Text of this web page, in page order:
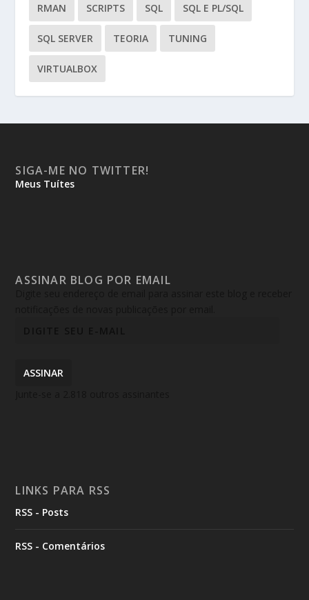
RMAN SCRIPTS SQL SQL E PL/SQL
SQL SERVER TEORIA TUNING
VIRTUALBOX
SIGA-ME NO TWITTER!
Meus Tuítes
ASSINAR BLOG POR EMAIL
ASSINAR
LINKS PARA RSS
RSS - Posts
RSS - Comentários